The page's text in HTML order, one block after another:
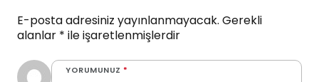
E-posta adresiniz yayınlanmayacak. Gerekli
alanlar * ile işaretlenmişlerdir
YORUMUNUZ *